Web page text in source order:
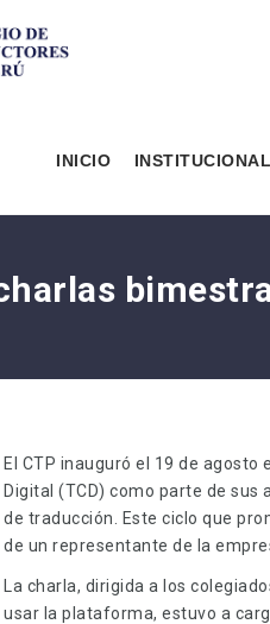
INICIO INSTITUCIONAL
El CTP inauguró el 19 de
Digital (TCD) como parte de sus
de traducción. Este ciclo que
de un representante de la
La charla, dirigida a los
usar la plataforma, estuvo a